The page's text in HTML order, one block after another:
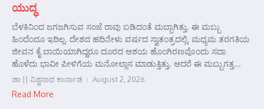
ಯುದ್ಧ
ಬೆಳಕಿನಿಂದ ಜಗಜಗಿಸುವ ಸಂಜೆ ರಾವು ಬಡಿದಂತೆ ಮಬ್ಬಾಗಿತ್ತು. ಈ ಮಬ್ಬು
ಹಿಂದೆಂದೂ ಇದಿಲ್ಲ. ದೇಶದ ಹದಿನೇಳು ವರ್ಷದ ಸ್ವಾತಂತ್ರದಲ್ಲಿ, ಮಧ್ಯಮ ತರಗತಿಯ
ಜೀವನ ಕೈ ಬಾಯಿಯಾಗಿದ್ದರೂ ದೂರದ ಆಶಯ ಹೊಂಗಿರಣವೊಂದು ಸದಾ
ಹೊಳೆದು ಭಾವೀ ಪೀಳಿಗೆಯ ಮನೋಲ್ಲಾಸ ಮಾಡುತ್ತಿತ್ತು. ಆದರೆ ಈ ಮಬ್ಬುಗತ್ತ...
ಡಾ || ವಿಶ್ವನಾಥ ಕಾರ್ನಾಡ August 2, 2026
Read More